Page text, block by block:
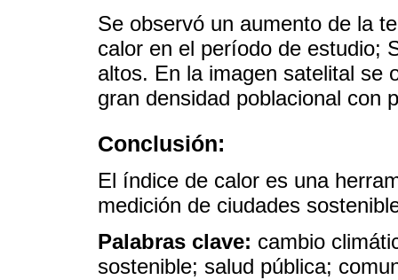
Se observó un aumento de la
calor en el período de estudio;
altos. En la imagen satelital se
gran densidad poblacional con
Conclusión:
El índice de calor es una
medición de ciudades
Palabras clave: cambio
sostenible; salud pública;